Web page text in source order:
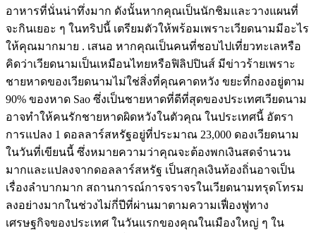
อาหารที่นั่นน่าทึ่งมาก ดังนั้นหากคุณเป็นนักชิมและวางแผนที่
จะกินเยอะ ๆ ในทริปนี้ เตรียมตัวให้พร้อมเพราะเวียดนามมีอะไร
ให้คุณมากมาย . เสนอ หากคุณเป็นคนที่ชอบไปเที่ยวทะเลหรือ
คิดว่าเวียดนามเป็นเหมือนไทยหรือฟิลิปปินส์ มีข่าวร้ายเพราะ
ชายหาดของเวียดนามไม่ใช่สิ่งที่คุณคาดหวัง ขยะที่กองอยู่ตาม
90% ของหาด Sao ซึ่งเป็นชายหาดที่ดีที่สุดของประเทศเวียดนาม
อาจทำให้คนรักชายหาดผิดหวังในตัวคุณ ในประเทศนี้ อัตรา
การแปลง 1 ดอลลาร์สหรัฐอยู่ที่ประมาณ 23,000 ดองเวียดนาม
ในวันที่เขียนนี้ ซึ่งหมายความว่าคุณจะต้องพกเงินสดจำนวน
มากและแปลงจากดอลลาร์สหรัฐ เป็นสกุลเงินท้องถิ่นอาจเป็น
เรื่องลำบากมาก สถานการณ์การจราจรในเวียดนามทรุดโทรม
ลงอย่างมากในช่วงไม่กี่ปีที่ผ่านมาตามความเฟื่องฟูทาง
เศรษฐกิจของประเทศ ในวันแรกของคุณในเมืองใหญ่ ๆ ใน